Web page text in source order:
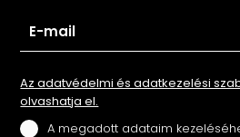
Az adatvédelmi és adatkezelési
olvashatja el.
A megadott adataim